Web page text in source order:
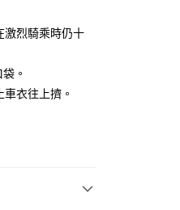
行
業銀行
激烈騎乘時仍十
。
衣往上擠。